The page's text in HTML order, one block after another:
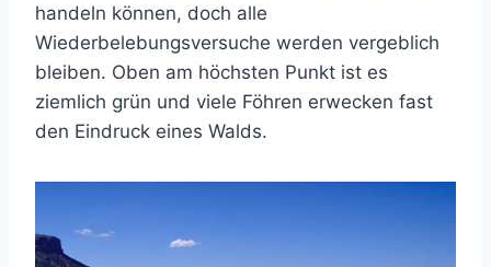
handeln können, doch alle
Wiederbelebungsversuche werden vergeblich
bleiben. Oben am höchsten Punkt ist es
ziemlich grün und viele Föhren erwecken fast
den Eindruck eines Walds.